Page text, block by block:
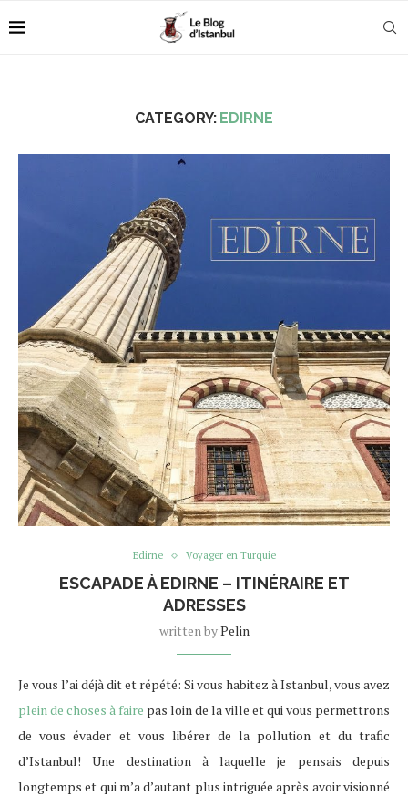
CATEGORY: EDIRNE
Edirne Voyager en Turquie
ESCAPADE À EDIRNE – ITINÉRAIRE ET
ADRESSES
written byPelin
Je vous l’ai déjà dit et répété: Si vous habitez à Istanbul, vous avez
plein de choses à faire pas loin de la ville et qui vous permettrons
de vous évader et vous libérer de la pollution et du trafic
d’Istanbul! Une destination à laquelle je pensais depuis
longtemps et qui m’a d’autant plus intriguée après avoir visionné